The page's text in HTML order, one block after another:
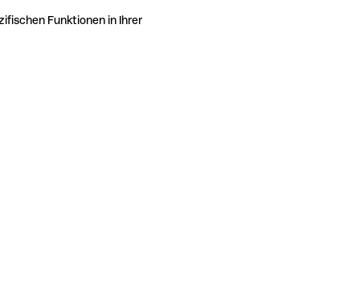
Funktionen in Ihrer